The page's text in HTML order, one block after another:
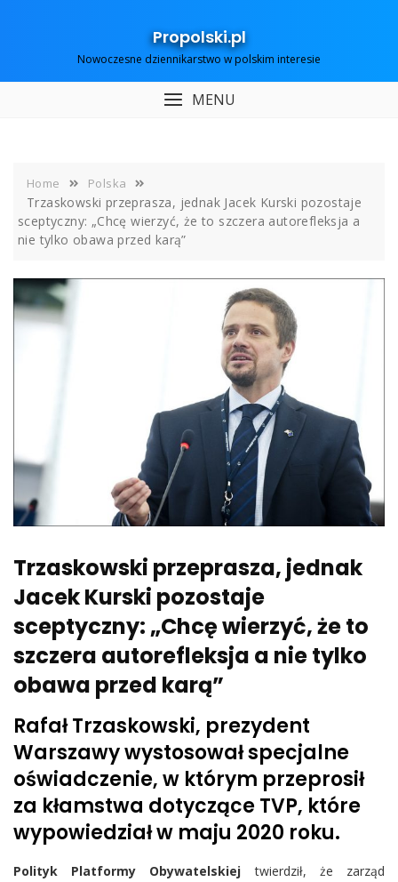
Propolski.pl
Nowoczesne dziennikarstwo w polskim interesie
MENU
Home Polska
Trzaskowski przeprasza, jednak Jacek Kurski pozostaje
sceptyczny: „Chcę wierzyć, że to szczera autorefleksja a
nie tylko obawa przed karą”
Trzaskowski przeprasza, jednak
Jacek Kurski pozostaje
sceptyczny: „Chcę wierzyć, że to
szczera autorefleksja a nie tylko
obawa przed karą”
Rafał Trzaskowski, prezydent
Warszawy wystosował specjalne
oświadczenie, w którym przeprosił
za kłamstwa dotyczące TVP, które
wypowiedział w maju 2020 roku.
Polityk Platformy Obywatelskiej twierdził, że zarząd